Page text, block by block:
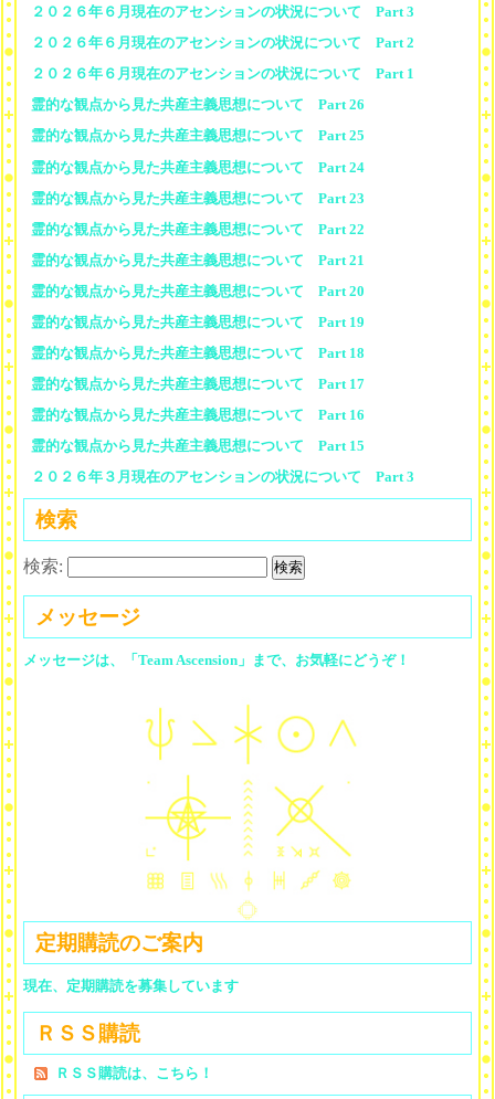
２０２６年６月現在のアセンションの状況について Part 3
２０２６年６月現在のアセンションの状況について Part 2
２０２６年６月現在のアセンションの状況について Part 1
霊的な観点から見た共産主義思想について Part 26
霊的な観点から見た共産主義思想について Part 25
霊的な観点から見た共産主義思想について Part 24
霊的な観点から見た共産主義思想について Part 23
霊的な観点から見た共産主義思想について Part 22
霊的な観点から見た共産主義思想について Part 21
霊的な観点から見た共産主義思想について Part 20
霊的な観点から見た共産主義思想について Part 19
霊的な観点から見た共産主義思想について Part 18
霊的な観点から見た共産主義思想について Part 17
霊的な観点から見た共産主義思想について Part 16
霊的な観点から見た共産主義思想について Part 15
２０２６年３月現在のアセンションの状況について Part 3
検索
検索:
メッセージ
メッセージは、「Team Ascension」まで、お気軽にどうぞ！
定期購読のご案内
現在、定期購読を募集しています
ＲＳＳ購読
ＲＳＳ購読は、こちら！